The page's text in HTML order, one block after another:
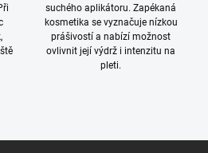
suchého aplikátoru. Zapékaná
kosmetika se vyznačuje nízkou
prášivostí a nabízí možnost
ovlivnit její výdrž i intenzitu na
pleti.